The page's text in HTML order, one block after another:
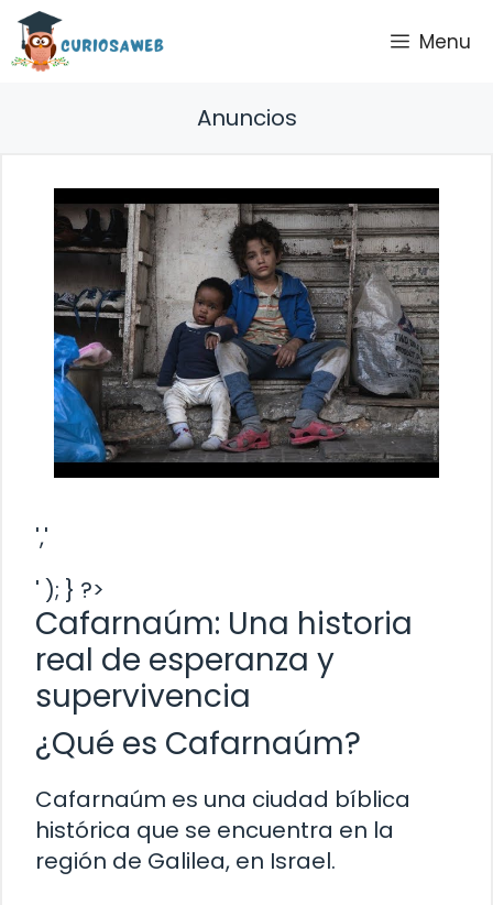
Saltar
contenido
Menu
Anuncios
','
' ); } ?>
Cafarnaúm: Una historia
real de esperanza y
supervivencia
¿Qué es Cafarnaúm?
Cafarnaúm es una ciudad bíblica
histórica que se encuentra en la
región de Galilea, en Israel.